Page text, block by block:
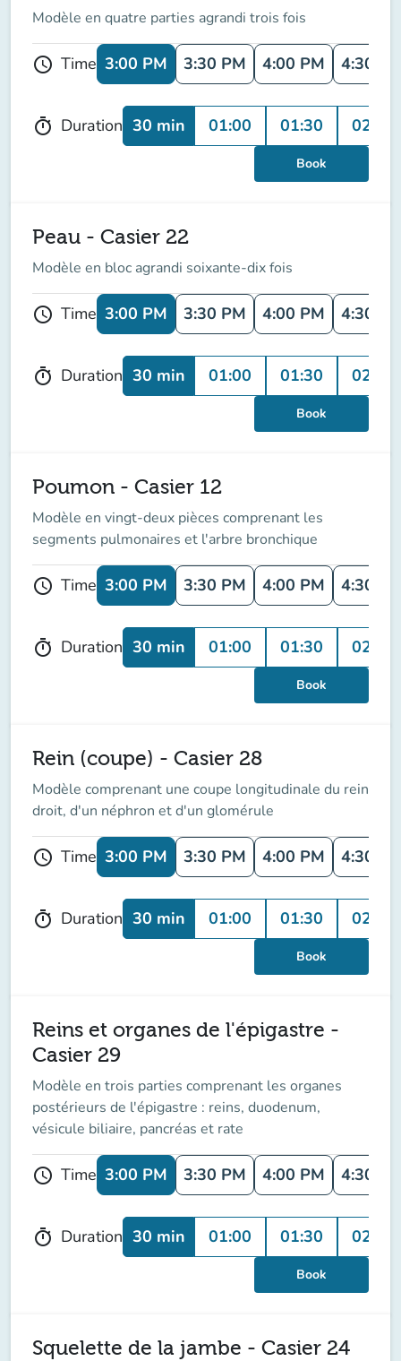
Modèle en quatre parties agrandi trois fois
schedule Time 3:00 PM 3:30 PM 4:00 PM 4:30
timer Duration 30 min 01:00 01:30 02:00
Book
Peau - Casier 22
Modèle en bloc agrandi soixante-dix fois
schedule Time 3:00 PM 3:30 PM 4:00 PM 4:30
timer Duration 30 min 01:00 01:30 02:00
Book
Poumon - Casier 12
Modèle en vingt-deux pièces comprenant les
segments pulmonaires et l'arbre bronchique
schedule Time 3:00 PM 3:30 PM 4:00 PM 4:30
timer Duration 30 min 01:00 01:30 02:00
Book
Rein (coupe) - Casier 28
Modèle comprenant une coupe longitudinale du rein
droit, d'un néphron et d'un glomérule
schedule Time 3:00 PM 3:30 PM 4:00 PM 4:30
timer Duration 30 min 01:00 01:30 02:00
Book
Reins et organes de l'épigastre -
Casier 29
Modèle en trois parties comprenant les organes
postérieurs de l'épigastre : reins, duodenum,
vésicule biliaire, pancréas et rate
schedule Time 3:00 PM 3:30 PM 4:00 PM 4:30
timer Duration 30 min 01:00 01:30 02:00
Book
Squelette de la jambe - Casier 24